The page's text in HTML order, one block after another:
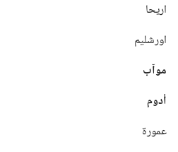
اريحا
اورشليم
موآب
أدوم
عمورة